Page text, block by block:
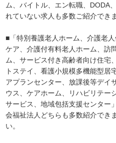
ム、バイトル、エン転職、DODA
れていない求人も多数ご紹介できま
■「特別養護老人ホーム、介護老
ケア、介護付有料老人ホーム、訪
ム、サービス付き高齢者向け住宅
トステイ、看護小規模多機能型居
アプランセンター、放課後等デイ
ウス、ケアホーム、リハビリテー
サービス、地域包括支援センター
会福祉法人どちらも多数紹介でき
い。